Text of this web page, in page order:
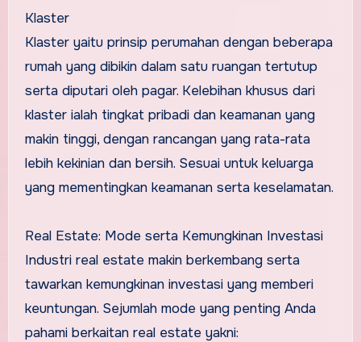
Klaster
Klaster yaitu prinsip perumahan dengan beberapa
rumah yang dibikin dalam satu ruangan tertutup
serta diputari oleh pagar. Kelebihan khusus dari
klaster ialah tingkat pribadi dan keamanan yang
makin tinggi, dengan rancangan yang rata-rata
lebih kekinian dan bersih. Sesuai untuk keluarga
yang mementingkan keamanan serta keselamatan.
Real Estate: Mode serta Kemungkinan Investasi
Industri real estate makin berkembang serta
tawarkan kemungkinan investasi yang memberi
keuntungan. Sejumlah mode yang penting Anda
pahami berkaitan real estate yakni: